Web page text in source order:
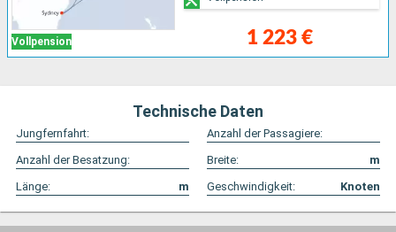
Vollpension 1 223 €
Technische Daten
Jungfernfahrt:
Anzahl der Passagiere:
Anzahl der Besatzung:
Breite:
m
Länge:
m Geschwindigkeit: Knoten